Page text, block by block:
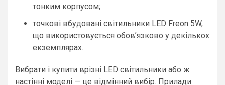
тонким корпусом;
точкові вбудовані світильники LED Freon 5W,
що використовується обов’язково у декількох
екземплярах.
Вибрати і купити врізні LED світильники або ж
настінні моделі — це відмінний вибір. Прилади